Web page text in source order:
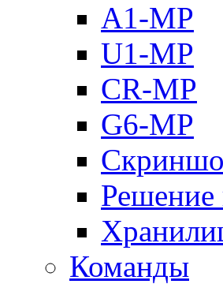
A1-MP
U1-MP
CR-MP
G6-MP
Решение
Команды